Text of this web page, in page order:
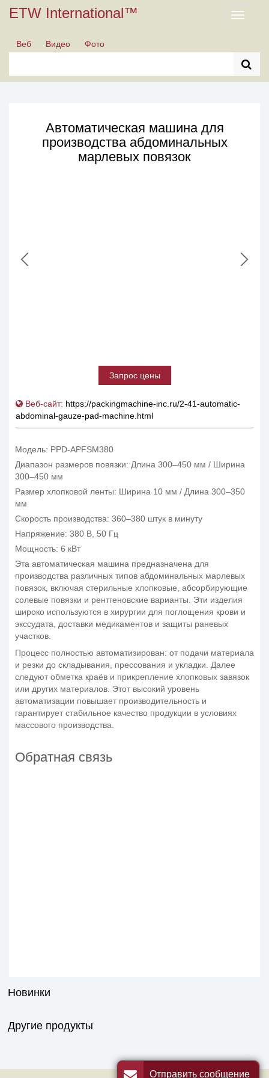
ETW International™
Toggle
Веб
Видео Фото
Автоматическая машина для
производства абдоминальных
марлевых повязок
Запрос цены
Веб-сайт: https://packingmachine-inc.ru/2-41-automatic-
abdominal-gauze-pad-machine.html
Модель: PPD-APFSM380
Диапазон размеров повязки: Длина 300–450 мм / Ширина
300–450 мм
Размер хлопковой ленты: Ширина 10 мм / Длина 300–350
мм
Скорость производства: 360–380 штук в минуту
Напряжение: 380 В, 50 Гц
Мощность: 6 кВт
Эта автоматическая машина предназначена для
производства различных типов абдоминальных марлевых
повязок, включая стерильные хлопковые, абсорбирующие
солевые повязки и рентгеновские варианты. Эти изделия
широко используются в хирургии для поглощения крови и
экссудата, доставки медикаментов и защиты раневых
участков.
Процесс полностью автоматизирован: от подачи материала
и резки до складывания, прессования и укладки. Далее
следуют обметка краёв и прикрепление хлопковых завязок
или других материалов. Этот высокий уровень
автоматизации повышает производительность и
гарантирует стабильное качество продукции в условиях
массового производства.
Обратная связь
Новинки
Другие продукты
Отправить сообщение